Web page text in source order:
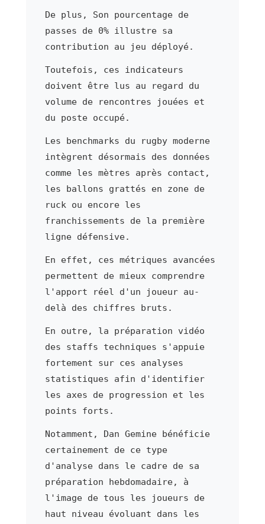
De plus, Son pourcentage de
passes de 0% illustre sa
contribution au jeu déployé.
Toutefois, ces indicateurs
doivent être lus au regard du
volume de rencontres jouées et
du poste occupé.
Les benchmarks du rugby moderne
intègrent désormais des données
comme les mètres après contact,
les ballons grattés en zone de
ruck ou encore les
franchissements de la première
ligne défensive.
En effet, ces métriques avancées
permettent de mieux comprendre
l'apport réel d'un joueur au-
delà des chiffres bruts.
En outre, la préparation vidéo
des staffs techniques s'appuie
fortement sur ces analyses
statistiques afin d'identifier
les axes de progression et les
points forts.
Notamment, Dan Gemine bénéficie
certainement de ce type
d'analyse dans le cadre de sa
préparation hebdomadaire, à
l'image de tous les joueurs de
haut niveau évoluant dans les